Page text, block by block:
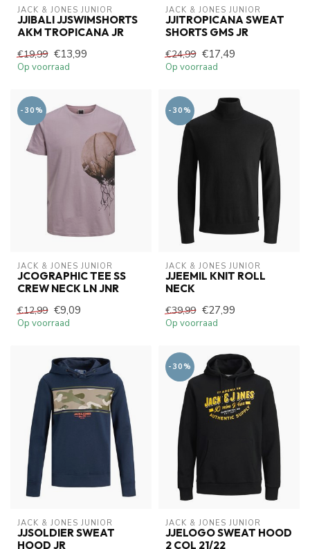
JACK & JONES JUNIOR
JJIBALI JJSWIMSHORTS
AKM TROPICANA JR
€19,99 €13,99
Op voorraad
JACK & JONES JUNIOR
JJITROPICANA SWEAT
SHORTS GMS JR
€24,99 €17,49
Op voorraad
-30%
JACK & JONES JUNIOR
JCOGRAPHIC TEE SS
CREW NECK LN JNR
€12,99 €9,09
Op voorraad
-30%
JACK & JONES JUNIOR
JJEEMIL KNIT ROLL
NECK
€39,99 €27,99
Op voorraad
JACK & JONES JUNIOR
JJSOLDIER SWEAT
HOOD JR
-30%
JACK & JONES JUNIOR
JJELOGO SWEAT HOOD
2 COL 21/22